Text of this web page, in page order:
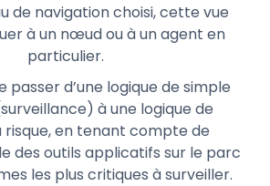
de navigation choisi, cette vue
à un nœud ou à un agent en
particulier.
passer d’une logique de simple
à une logique de
risque, en tenant compte de
des outils applicatifs sur le parc
les plus critiques à surveiller.